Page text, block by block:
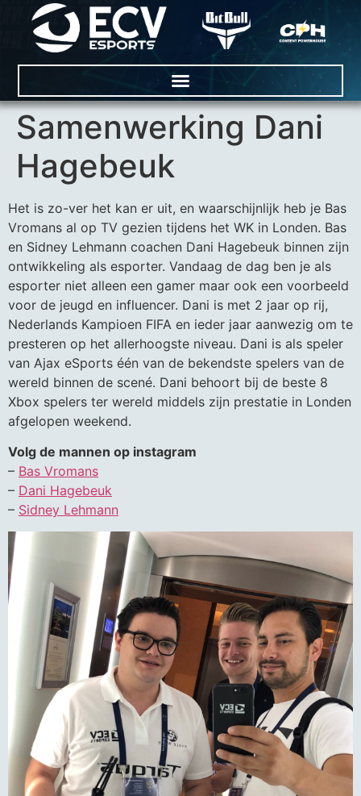
Samenwerking Dani
Hagebeuk
Het is zo-ver het kan er uit, en waarschijnlijk heb je Bas
Vromans al op TV gezien tijdens het WK in Londen. Bas
en Sidney Lehmann coachen Dani Hagebeuk binnen zijn
ontwikkeling als esporter. Vandaag de dag ben je als
esporter niet alleen een gamer maar ook een voorbeeld
voor de jeugd en influencer. Dani is met 2 jaar op rij,
Nederlands Kampioen FIFA en ieder jaar aanwezig om te
presteren op het allerhoogste niveau. Dani is als speler
van Ajax eSports één van de bekendste spelers van de
wereld binnen de scené. Dani behoort bij de beste 8
Xbox spelers ter wereld middels zijn prestatie in Londen
afgelopen weekend.
Volg de mannen op instagram
– Bas Vromans
– Dani Hagebeuk
– Sidney Lehmann